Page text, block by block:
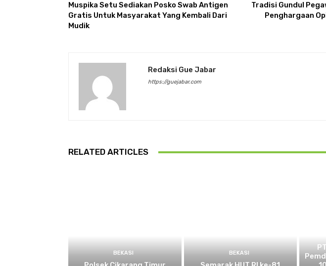
Muspika Setu Sediakan Posko Swab Antigen
Gratis Untuk Masyarakat Yang Kembali Dari
Mudik
Tradisi Gundul
Penghargaan
Redaksi Gue Jabar
https://guejabar.com
RELATED ARTICLES
BEKASI BEKASI